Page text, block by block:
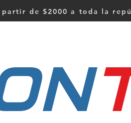
partir de $2000 a toda la